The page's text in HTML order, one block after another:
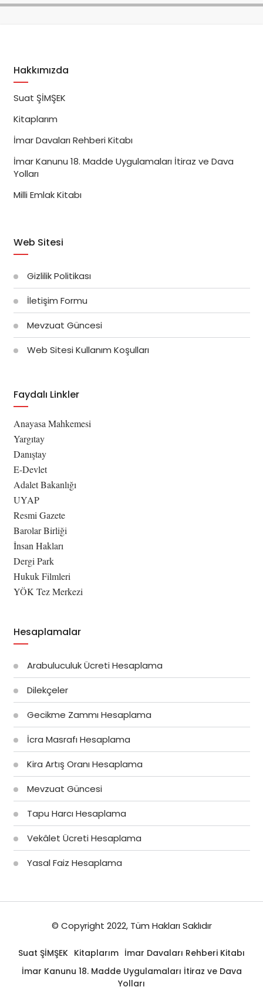
Hakkımızda
Suat ŞİMŞEK
Kitaplarım
İmar Davaları Rehberi Kitabı
İmar Kanunu 18. Madde Uygulamaları İtiraz ve Dava
Yolları
Milli Emlak Kitabı
Web Sitesi
Gizlilik Politikası
İletişim Formu
Mevzuat Güncesi
Web Sitesi Kullanım Koşulları
Faydalı Linkler
Anayasa Mahkemesi
Yargıtay
Danıştay
E-Devlet
Adalet Bakanlığı
UYAP
Resmi Gazete
Barolar Birliği
İnsan Hakları
Dergi Park
Hukuk Filmleri
YÖK Tez Merkezi
Hesaplamalar
Arabuluculuk Ücreti Hesaplama
Dilekçeler
Gecikme Zammı Hesaplama
İcra Masrafı Hesaplama
Kira Artış Oranı Hesaplama
Mevzuat Güncesi
Tapu Harcı Hesaplama
Vekâlet Ücreti Hesaplama
Yasal Faiz Hesaplama
© Copyright 2022, Tüm Hakları Saklıdır
Suat ŞİMŞEK Kitaplarım İmar Davaları Rehberi Kitabı
İmar Kanunu 18. Madde Uygulamaları İtiraz ve Dava
Yolları